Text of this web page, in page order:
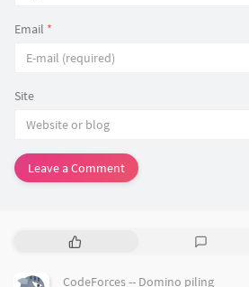
Email *
Site
Leave a Comment
P
p
CodeForces -- Domino piling